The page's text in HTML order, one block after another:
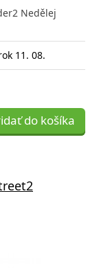
Nedělej
11. 08.
do košíka